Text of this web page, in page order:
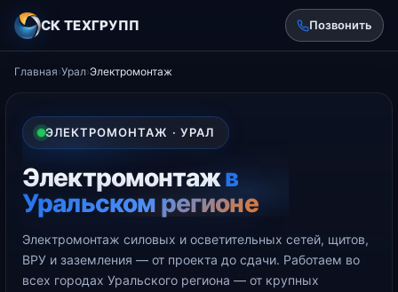
СК ТЕХГРУПП Позвонить
Главная›Урал›Электромонтаж
ЭЛЕКТРОМОНТАЖ · УРАЛ
Электромонтажв
Уральском регионе
Электромонтаж силовых и осветительных сетей, щитов,
ВРУ и заземления — от проекта до сдачи. Работаем во
всех городах Уральского региона — от крупных